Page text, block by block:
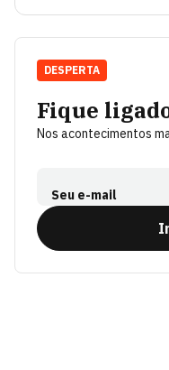
Fique
Nos acontecimentos
Seu e-mail
DESPERTA